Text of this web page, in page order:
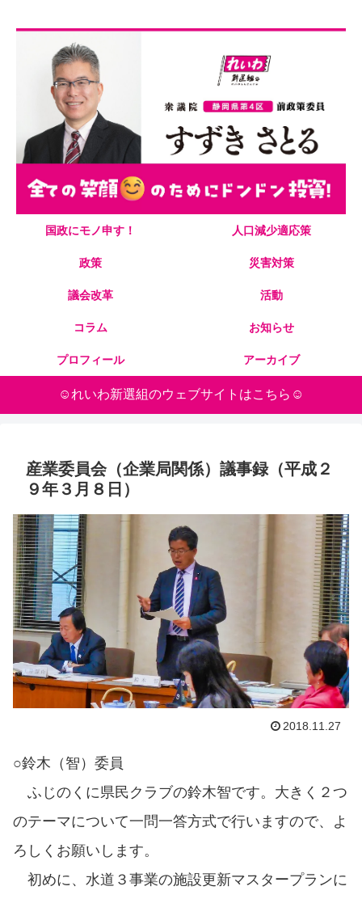
国政にモノ申す！ 人口減少適応策
政策 災害対策
議会改革 活動
コラム お知らせ
プロフィール アーカイブ
☺れいわ新選組のウェブサイトはこちら☺
産業委員会（企業局関係）議事録（平成２
９年３月８日）
2018.11.27
○鈴木（智）委員
ふじのくに県民クラブの鈴木智です。大きく２つ
のテーマについて一問一答方式で行いますので、よ
ろしくお願いします。
初めに、水道３事業の施設更新マスタープランに